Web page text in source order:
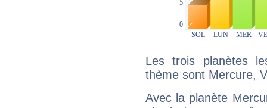
Les trois planètes
thème sont Mercure,
Avec la planète